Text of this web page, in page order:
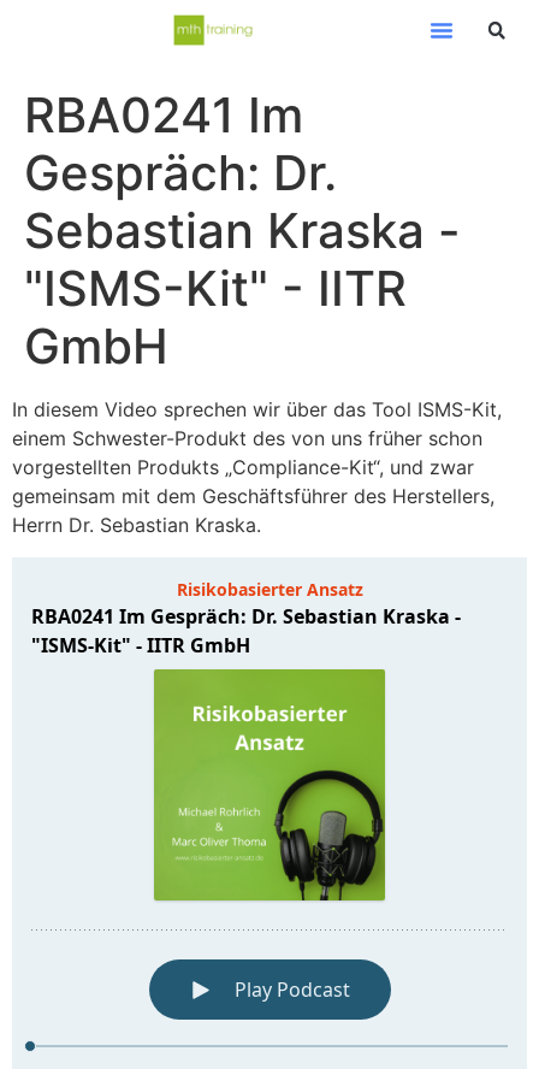
RBA0241 Im
Gespräch: Dr.
Sebastian Kraska -
"ISMS-Kit" - IITR
GmbH
In diesem Video sprechen wir über das Tool ISMS-Kit,
einem Schwester-Produkt des von uns früher schon
vorgestellten Produkts „Compliance-Kit“, und zwar
gemeinsam mit dem Geschäftsführer des Herstellers,
Herrn Dr. Sebastian Kraska.